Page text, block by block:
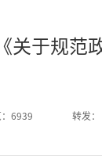
关于规范
：6939 转发：